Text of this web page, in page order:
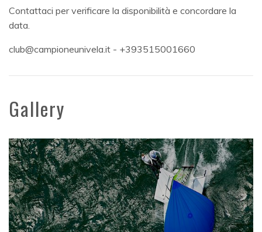
Contattaci per verificare la disponibilità e concordare la
data.
club@campioneunivela.it - +393515001660
Gallery